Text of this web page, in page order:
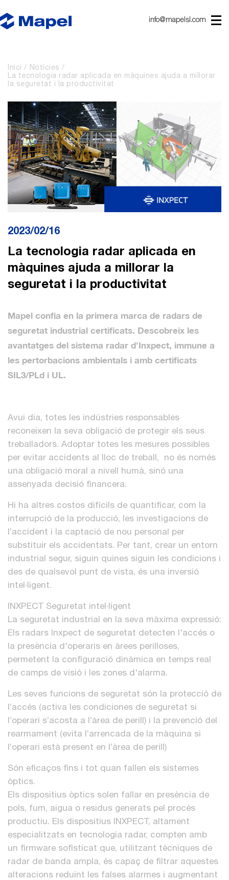
info@mapelsl.com
Inici
Notícies
La tecnologia radar aplicada en màquines ajuda a millorar
la seguretat i la productivitat
2023/02/16
La tecnologia radar aplicada en
màquines ajuda a millorar la
seguretat i la productivitat
Mapel confia en la primera marca de radars de
seguretat industrial certificats. Descobreix les
avantatges del sistema radar d’Inxpect, immune a
les pertorbacions ambientals i amb certificats
SIL3/PLd i UL.
Avui dia, totes les indústries responsables
reconeixen la seva obligació de protegir els seus
treballadors. Adoptar totes les mesures possibles
per evitar accidents al lloc de treball, no és no­­més
una obligació moral a nivell humà, sinó una
assenyada decisió financera.
Hi ha altres costos difícils de quantificar, com la
interrupció de la producció, les investigacions de
l’accident i la captació de nou personal per
substituir els accidentats. Per tant, crear un entorn
industrial segur, siguin quines siguin les condicions i
des de qualsevol punt de vista, és una inversió
intel·ligent.
INXPECT Seguretat intel·ligent
La seguretat industrial en la seva màxima expressió:
Els radars Inxpect de seguretat detecten l'accés o
la presència d'operaris en àrees perilloses,
permetent la configuració dinàmica en temps real
de camps de visió i les zones d'alarma.
Les seves funcions de seguretat són la protecció de
l’accés (activa les condiciones de seguretat si
l’operari s’acosta a l’àrea de perill) i la prevenció del
rearmament (evita l’arrencada de la màquina si
l’operari està present en l’àrea de perill)
Són eficaços fins i tot quan fallen els sistemes
òptics.
Els dispositius òptics solen fallar en presència de
pols, fum, aigua o residus generats pel procés
productiu. Els dispositius INXPECT, altament
especialitzats en tecnologia radar, compten amb
un firmware sofisticat que, utilitzant tècniques de
radar de banda ampla, és capaç de filtrar aquestes
alteracions reduint les falses alarmes i augmentant